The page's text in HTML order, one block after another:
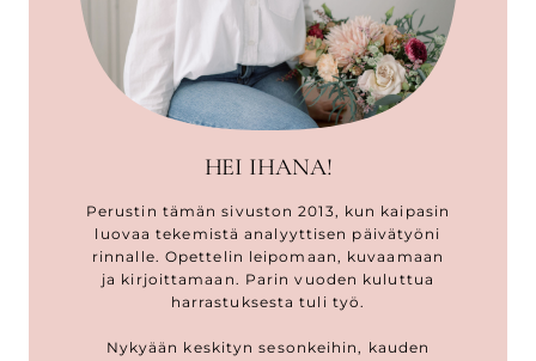
HEI IHANA!
Perustin tämän sivuston 2013, kun kaipasin
luovaa tekemistä analyyttisen päivätyöni
rinnalle. Opettelin leipomaan, kuvaamaan
ja kirjoittamaan. Parin vuoden kuluttua
harrastuksesta tuli työ.
Nykyään keskityn sesonkeihin, kauden